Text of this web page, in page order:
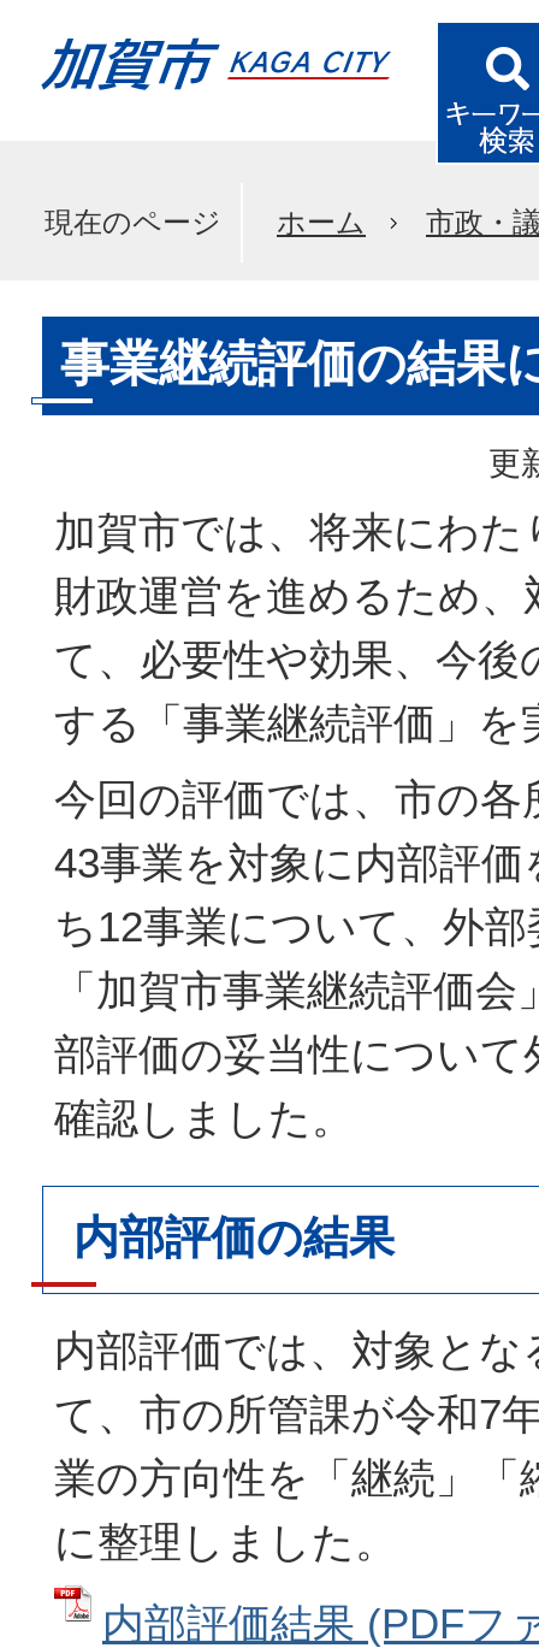
現在のページ ホーム 市政・
事業継続評価の結果
更
加賀市では、将来にわ
財政運営を進めるため
て、必要性や効果、今後
する「事業継続評価」を
今回の評価では、市の各
43事業を対象に内部評
ち12事業について、外
「加賀市事業継続評価
部評価の妥当性について
確認しました。
内部評価の結果
内部評価では、対象と
て、市の所管課が令和7
業の方向性を「継続」「
に整理しました。
内部評価結果 (PDFフ